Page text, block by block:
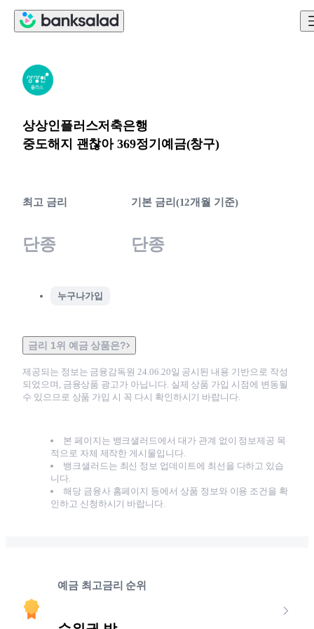
상상인플러스저축은행
중도해지 괜찮아 369정기예금(창구)
최고 금리
단종
기본 금리(12개월 기준)
단종
누구나가입
금리 1위 예금 상품은?
제공되는 정보는 금융감독원24.06.20일 공시된 내용 기반으로 작성
되었으며, 금융상품 광고가 아닙니다. 실제 상품 가입 시점에 변동될
수 있으므로 상품 가입 시 꼭 다시 확인하시기 바랍니다.
본 페이지는 뱅크샐러드에서 대가 관계 없이 정보제공 목
적으로 자체 제작한 게시물입니다.
뱅크샐러드는 최신 정보 업데이트에 최선을 다하고 있습
니다.
해당 금융사 홈페이지 등에서 상품 정보와 이용 조건을 확
인하고 신청하시기 바랍니다.
예금 최고금리 순위